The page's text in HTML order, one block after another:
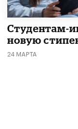
Студентам-
новую
24 МАРТА